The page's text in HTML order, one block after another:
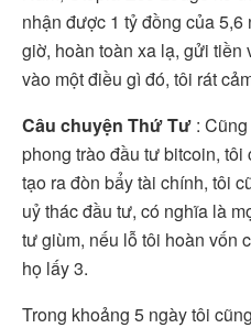
nhận được 1 tỷ đồng của
giờ, hoàn toàn xa lạ, gửi tiền
vào một điều gì đó, tôi rát
Câu chuyện Thứ Tư :
phong trào đầu tư bitcoin,
tạo ra đòn bẩy tài chính, tôi
uỷ thác đầu tư, có nghĩa là
tư giùm, nếu lỗ tôi hoàn vốn
họ lấy 3.
Trong khoảng 5 ngày tôi